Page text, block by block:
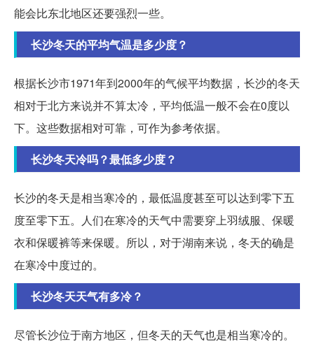
能会比东北地区还要强烈一些。
长沙冬天的平均气温是多少度？
根据长沙市1971年到2000年的气候平均数据，长沙的冬天
相对于北方来说并不算太冷，平均低温一般不会在0度以
下。这些数据相对可靠，可作为参考依据。
长沙冬天冷吗？最低多少度？
长沙的冬天是相当寒冷的，最低温度甚至可以达到零下五
度至零下五。人们在寒冷的天气中需要穿上羽绒服、保暖
衣和保暖裤等来保暖。所以，对于湖南来说，冬天的确是
在寒冷中度过的。
长沙冬天天气有多冷？
尽管长沙位于南方地区，但冬天的天气也是相当寒冷的。